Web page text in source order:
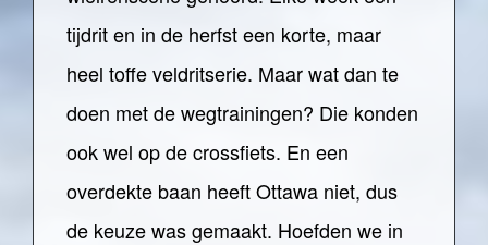
tijdrit en in de herfst een korte, maar
heel toffe veldritserie. Maar wat dan te
doen met de wegtrainingen? Die konden
ook wel op de crossfiets. En een
overdekte baan heeft Ottawa niet, dus
de keuze was gemaakt. Hoefden we in